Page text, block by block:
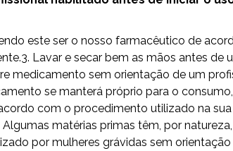
este ser o nosso farmacêutico de
Lavar e secar bem as mãos antes
medicamento sem orientação de um
se manterá próprio para o
com o procedimento utilizado na
matérias primas têm, por
por mulheres grávidas sem